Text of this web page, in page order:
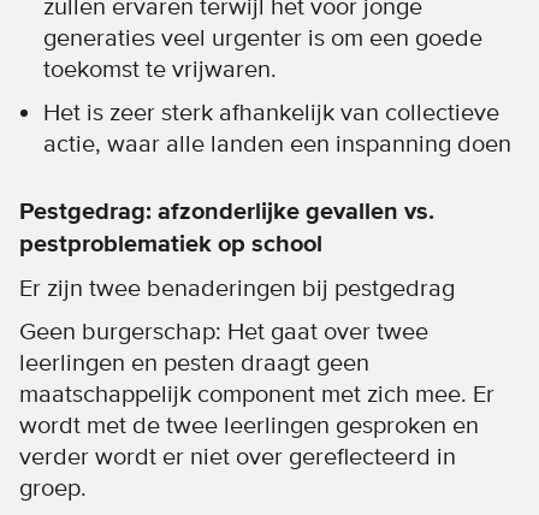
zullen ervaren terwijl het voor jonge
generaties veel urgenter is om een goede
toekomst te vrijwaren.
Het is zeer sterk afhankelijk van collectieve
actie, waar alle landen een inspanning doen
Pestgedrag: afzonderlijke gevallen vs.
pestproblematiek op school
Er zijn twee benaderingen bij pestgedrag
Geen burgerschap: Het gaat over twee
leerlingen en pesten draagt geen
maatschappelijk component met zich mee. Er
wordt met de twee leerlingen gesproken en
verder wordt er niet over gereflecteerd in
groep.